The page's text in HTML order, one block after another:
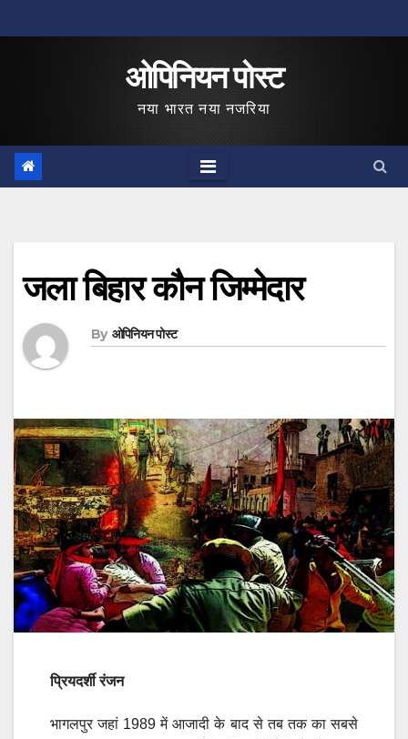
to
ओपिनियन पोस्ट
नया भारत नया नजरिया
जला बिहार कौन जिम्मेदार
By ओपिनियन पोस्ट
प्रियदर्शी रंजन
भागलपुर जहां 1989 में आजादी के बाद से तब तक का सबसे